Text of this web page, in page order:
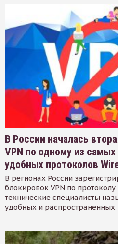
В России началась
VPN по одному из
удобных протоколов
В регионах России
блокировок VPN по
технические специалисты
удобных и распространенных